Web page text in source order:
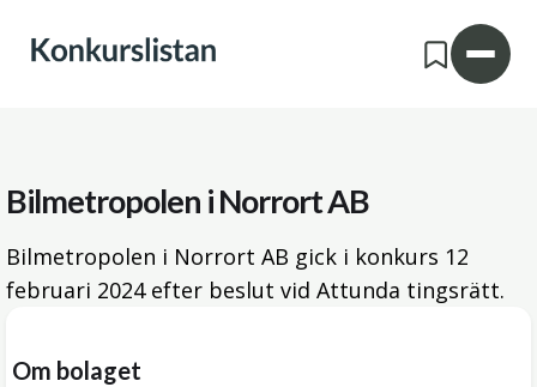
Bilmetropolen i Norrort AB
Bilmetropolen i Norrort AB gick i konkurs 12
februari 2024efter beslut vid Attunda tingsrätt.
Om bolaget